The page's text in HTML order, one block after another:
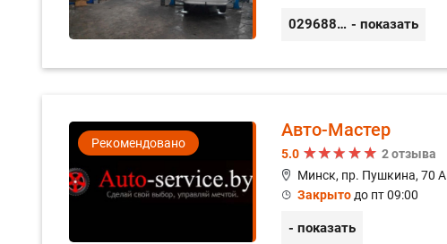
0296889898 - показать
Рекомендовано
Авто-Мастер
5.0
2 отзыва
Минск, пр. Пушкина, 70 А
Закрытодо пт 09:00
- показать